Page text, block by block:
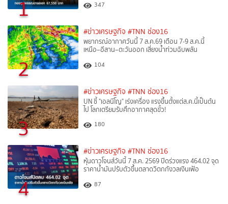
1 347
2
#ข่าวเศรษฐกิจ #TNN ช่อง16
พยากรณ์อากาศวันนี้ 7 ส.ค.69 เตือน 7-9 ส.ค.นี้
เหนือ–อีสาน–ตะวันออก เสี่ยงน้ำท่วมฉับพลัน
104
3
#ข่าวเศรษฐกิจ #TNN ช่อง16
UN ชี้ "เอลนีโญ" เร่งเครื่อง แรงขึ้นตั้งแต่ส.ค.นี้เป็นต้น
ไป โลกเตรียมรับศึกอากาศสุดขั้ว!
180
4
#ข่าวเศรษฐกิจ #TNN ช่อง16
หุ้นดาวโจนส์วันนี้ 7 ส.ค. 2569 ปิดร่วงแรง 464.02 จุด
ราคาน้ำมันปรับตัวขึ้นตลาดวิตกกังวลเงินเฟ้อ
87